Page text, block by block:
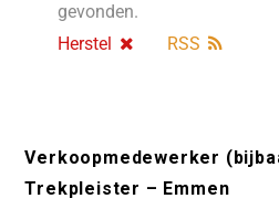
gevonden.
Herstel
RSS
Verkoopmedewerker
Trekpleister – Emmen